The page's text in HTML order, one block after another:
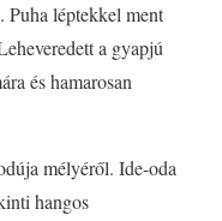
Puha léptekkel ment
a gyapjú
és hamarosan
mélyéről. Ide-oda
hangos